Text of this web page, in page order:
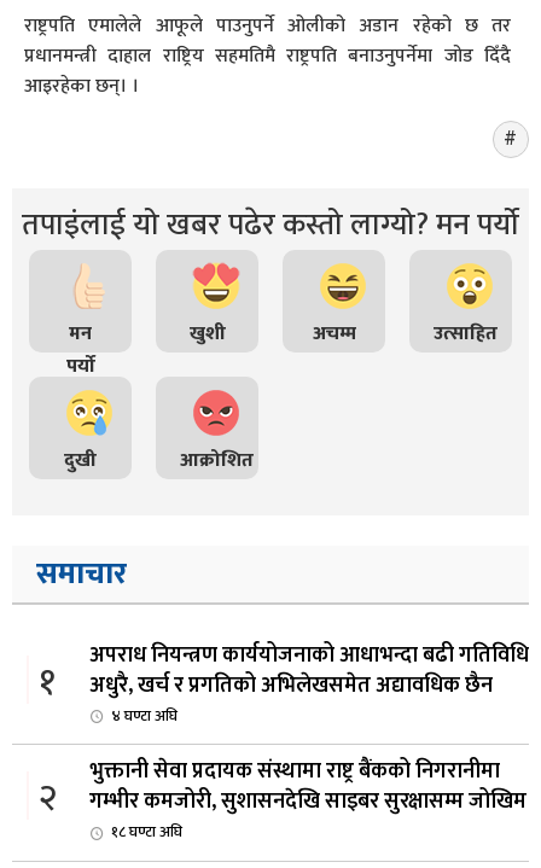
राष्ट्रपति एमालेले आफूले पाउनुपर्ने ओलीको अडान रहेको छ तर
प्रधानमन्त्री दाहाल राष्ट्रिय सहमतिमै राष्ट्रपति बनाउनुपर्नेमा जोड दिँदै
आइरहेका छन्। ।
तपाइंलाई यो खबर पढेर कस्तो लाग्यो? मन पर्यो
मन
पर्यो
खुशी अचम्म उत्साहित
दुखी आक्रोशित
समाचार
१
अपराध नियन्त्रण कार्ययोजनाको आधाभन्दा बढी गतिविधि
अधुरै, खर्च र प्रगतिको अभिलेखसमेत अद्यावधिक छैन
४ घण्टा अघि
२
भुक्तानी सेवा प्रदायक संस्थामा राष्ट्र बैंकको निगरानीमा
गम्भीर कमजोरी, सुशासनदेखि साइबर सुरक्षासम्म जोखिम
१८ घण्टा अघि